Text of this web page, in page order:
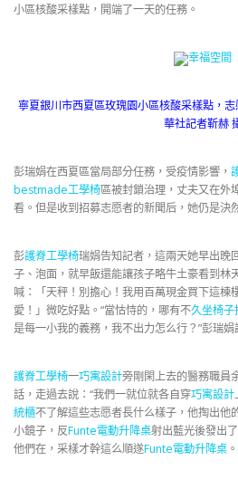
小區核酸采樣點，開端了一天的任務。
幸福空間
寧夏銀川市西夏區玫瑰園小區核酸采樣點，
華社記者靳赫
彭瑞娟在西夏區當局部分任務，受疫情影響，
bestmade工學椅區被封鎖治理，丈夫又在外
看。但是收到招募志愿者的新聞后，她仍是決
彭護脊工學椅瑞娟告知記者，這兩天她早出晚
子、泡面，就早飯還能讓孩子略牛土豪看到林
喊：「天秤！別擔心！我用百萬現金買下這棟
愛！」微吃好點。“當怙恃的，哪有不久坐椅子
是每一小我的義務，我不出力怎么行？”彭瑞娟
護脊工學椅一巧寓設計旁剛閑上去的醫務職員
話，走過去說：“我們一就位就各自穿巧寓設計
統櫃不了解這些志愿者長什么樣子，他掏出他
小鏡子，反Funte電動升降桌射出藍光後發出
他們在，采樣才幹這么順遂Funte電動升降桌